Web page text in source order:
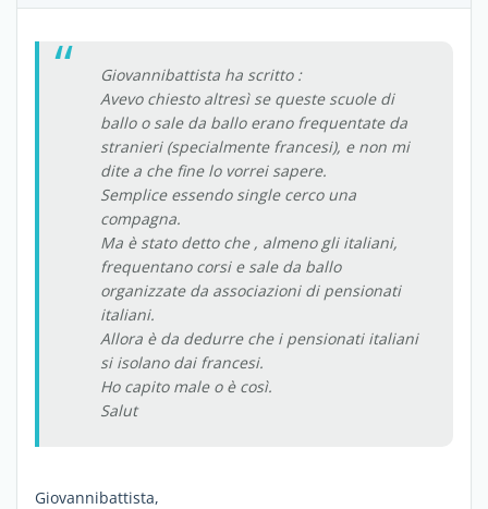
Giovannibattista ha scritto :
Avevo chiesto altresì se queste scuole di
ballo o sale da ballo erano frequentate da
stranieri (specialmente francesi), e non mi
dite a che fine lo vorrei sapere.
Semplice essendo single cerco una
compagna.
Ma è stato detto che , almeno gli italiani,
frequentano corsi e sale da ballo
organizzate da associazioni di pensionati
italiani.
Allora è da dedurre che i pensionati italiani
si isolano dai francesi.
Ho capito male o è così.
Salut
Giovannibattista,